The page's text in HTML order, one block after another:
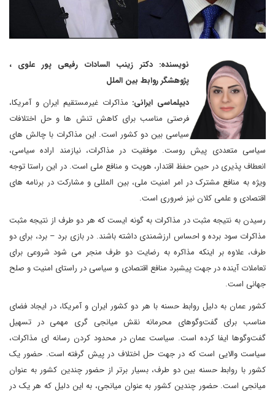
نویسنده: دکتر زینب السادات رفیعی پور علوی ،
پژوهشگر روابط بین الملل
دیپلماسی ایرانی: مذاکرات غیرمستقیم ایران و آمریکا،
فرصتی مناسب برای کاهش تنش ها و حل اختلافات
سیاسی بین دو کشور است. این مذاکرات با چالش های
سیاسی متعددی پیش روست. موفقیت در مذاکرات، نیازمند اراده سیاسی،
انعطاف پذیری در حین حفظ اقتدار، هویت و منافع ملی است. در این راستا توجه
ویژه به منافع مشترک در امر امنیت ملی، بین المللی و مشارکت در برنامه های
اقتصادی و علمی کلان نیز ضروری است.
رسیدن به نتیجه مثبت در مذاکرات به گونه ایست که هر دو طرف از نتیجه مثبت
مذاکرات سود برده و احساس ارزشمندی داشته باشند. در بازی برد – برد، برای دو
طرف، علاوه بر اینکه مذاکره به رضایت دو طرف منجر می شود شروعی برای
تعاملات آینده در جهت پیشبرد منافع اقتصادی و سیاسی در راستای امنیت و صلح
جهانی است.
کشور عمان به دلیل روابط حسنه با هر دو کشور ایران و آمریکا، در ایجاد فضای
مناسب برای گفت‌وگوهای محرمانه نقش میانجی گری مهمی در تسهیل
گفت‌وگوها ایفا کرده است. سیاست عمان در محدود کردن رسانه ای مذاکرات،
سیاست والایی است که در جهت حل اختلاف در پیش گرفته است. حضور یک
کشور با روابط حسنه بین دو طرف، بسیار برتر از حضور چندین کشور به عنوان
میانجی است. حضور چندین کشور به عنوان میانجی، به این دلیل که هر یک در